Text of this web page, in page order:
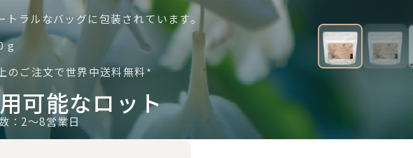
トラルなバッグに包装されています。
g
のご注文で世界中送料無料*
可能なロット
：2～8営業日